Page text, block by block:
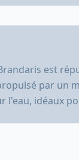
est
par un
idéaux